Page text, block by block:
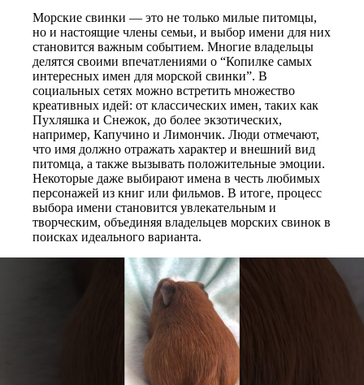
Морские свинки — это не только милые питомцы,
но и настоящие члены семьи, и выбор имени для них
становится важным событием. Многие владельцы
делятся своими впечатлениями о “Копилке самых
интересных имен для морской свинки”. В
социальных сетях можно встретить множество
креативных идей: от классических имен, таких как
Пухляшка и Снежок, до более экзотических,
например, Капучино и Лимончик. Люди отмечают,
что имя должно отражать характер и внешний вид
питомца, а также вызывать положительные эмоции.
Некоторые даже выбирают имена в честь любимых
персонажей из книг или фильмов. В итоге, процесс
выбора имени становится увлекательным и
творческим, объединяя владельцев морских свинок в
поисках идеального варианта.